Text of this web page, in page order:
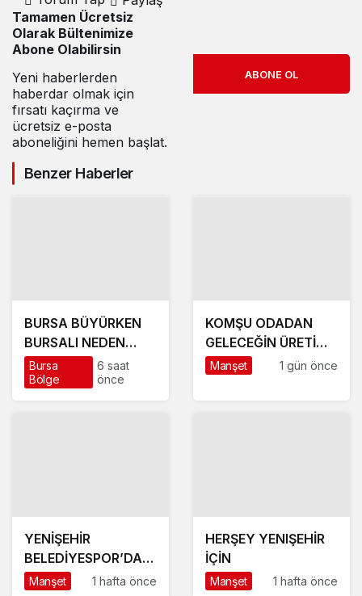
Tamamen Ücretsiz
Olarak Bültenimize
Abone Olabilirsin
Yeni haberlerden
haberdar olmak için
fırsatı kaçırma ve
ücretsiz e-posta
aboneliğini hemen başlat.
ABONE OL
Benzer Haberler
BURSA BÜYÜRKEN
BURSALI NEDEN
YOKSULLAŞIYOR
Bursa
Bölge
6 saat
önce
KOMŞU ODADAN
GELECEĞİN ÜRETİM
ÜSSÜ YESAN’A
Manşet 1 gün önce
YENİŞEHİR
BELEDİYESPOR’DA
GÜÇLÜ YÖNETİM,
Manşet 1 hafta önce
HERŞEY YENIŞEHİR
İÇİN
Manşet 1 hafta önce